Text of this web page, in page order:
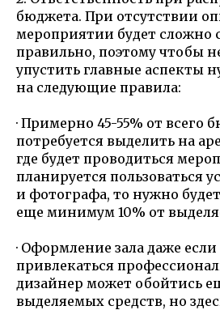
бюджета. При отсутствии
мероприятии будет сложно
правильно, поэтому чтобы
упустить главные аспекты
на следующие правила:
· Примерно 45-55% от всего
потребуется выделить на
где будет проводиться
планируется пользоваться
и фотографа, то нужно
еще минимум 10% от
· Оформление зала даже если
привлекаться
дизайнер может обойтись
выделяемых средств, но